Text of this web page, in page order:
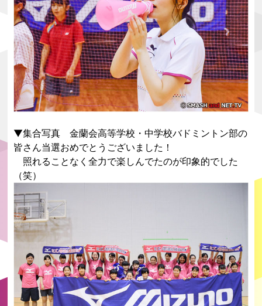
▼集合写真 金蘭会高等学校・中学校バドミントン部の
皆さん当選おめでとうございました！
照れることなく全力で楽しんでたのが印象的でした
（笑）